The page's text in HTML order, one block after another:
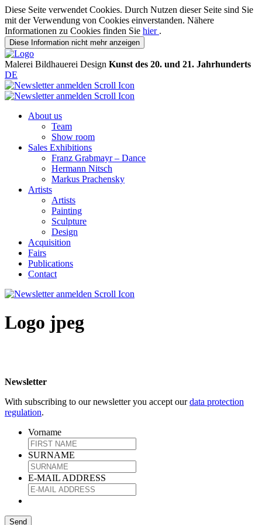
Diese Seite verwendet Cookies. Durch Nutzen dieser Seite sind Sie
mit der Verwendung von Cookies einverstanden. Nähere
Informationen zu Cookies finden Sie hier .
Diese Information nicht mehr anzeigen
Malerei Bildhauerei Design Kunst des 20. und 21. Jahrhunderts
DE
About us
Team
Show room
Sales Exhibitions
Franz Grabmayr – Dance
Hermann Nitsch
Markus Prachensky
Artists
Artists
Painting
Sculpture
Design
Acquisition
Fairs
Publications
Contact
Logo jpeg
Newsletter
With subscribing to our newsletter you accept ourdata protection
regulation.
Vorname
SURNAME
E-MAIL ADDRESS